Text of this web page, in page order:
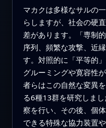
マカクは多様なサルの
らしますが、社会の硬
差があります。「専制
序列、頻繁な攻撃、近
す。対照的に「平等的
グルーミングや寛容性
者らはこの自然な変異
る6種13群を研究しま
察を行い、その後、個
できる特殊な協力装置